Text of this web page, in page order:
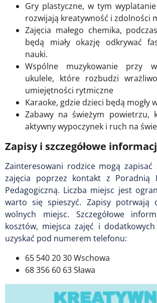
Gry plastyczne, w tym
rozwijają kreatywność i zdolności
Zajęcia małego chemika,
będą miały okazję odkrywać
nauki.
Wspólne muzykowanie przy
ukulele, które rozbudzi
umiejętności rytmiczne
Karaoke, gdzie dzieci będą mogły
Zabawy na świeżym powietrzu,
aktywny wypoczynek i ruch na
Zapisy i szczegółowe
Zainteresowani rodzice mogą zapisać
zajęcia poprzez kontakt z Poradnią
Pedagogiczną. Liczba miejsc jest
warto się spieszyć. Zapisy potrwają
wolnych miejsc. Szczegółowe
kosztów, miejsca zajęć i
uzyskać pod numerem telefonu:
65 540 20 30 Wschowa
68 356 60 63 Sława